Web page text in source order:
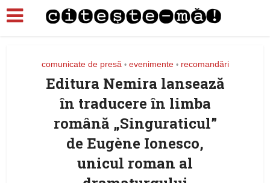
comunicate de presă • evenimente • recomandări
Editura Nemira lansează
în traducere în limba
română „Singuraticul”
de Eugène Ionesco,
unicul roman al